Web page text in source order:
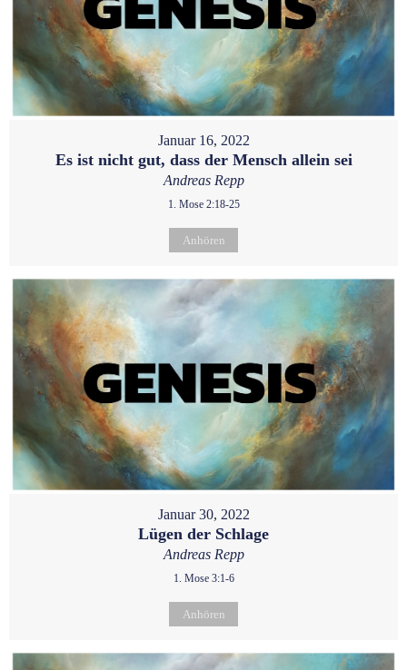
Januar 16, 2022
Es ist nicht gut, dass der Mensch allein sei
Andreas Repp
1. Mose 2:18-25
Anhören
Januar 30, 2022
Lügen der Schlage
Andreas Repp
1. Mose 3:1-6
Anhören